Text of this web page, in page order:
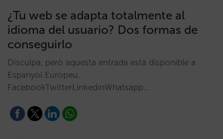
¿Tu web se adapta totalmente al
idioma del usuario? Dos formas de
conseguirlo
Disculpa, però aquesta entrada està disponible a
Espanyol Europeu.
FacebookTwitterLinkedinWhatsapp…